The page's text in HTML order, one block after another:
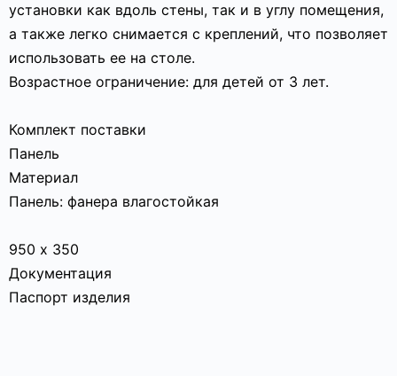
установки как вдоль стены, так и в углу помещения,
а также легко снимается с креплений, что позволяет
использовать ее на столе.
Возрастное ограничение: для детей от 3 лет.
Комплект поставки
Панель
Материал
Панель: фанера влагостойкая
950 х 350
Документация
Паспорт изделия